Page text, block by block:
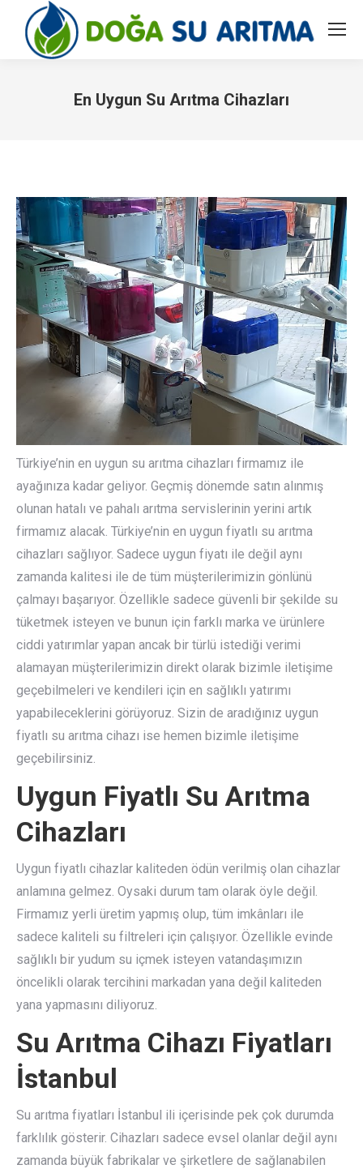
En Uygun Su Arıtma Cihazları
Türkiye’nin en uygun su arıtma cihazları firmamız ile
ayağınıza kadar geliyor. Geçmiş dönemde satın alınmış
olunan hatalı ve pahalı arıtma servislerinin yerini artık
firmamız alacak. Türkiye’nin en uygun fiyatlı su arıtma
cihazları sağlıyor. Sadece uygun fiyatı ile değil aynı
zamanda kalitesi ile de tüm müşterilerimizin gönlünü
çalmayı başarıyor. Özellikle sadece güvenli bir şekilde su
tüketmek isteyen ve bunun için farklı marka ve ürünlere
ciddi yatırımlar yapan ancak bir türlü istediği verimi
alamayan müşterilerimizin direkt olarak bizimle iletişime
geçebilmeleri ve kendileri için en sağlıklı yatırımı
yapabileceklerini görüyoruz. Sizin de aradığınız uygun
fiyatlı su arıtma cihazı ise hemen bizimle iletişime
geçebilirsiniz.
Uygun Fiyatlı Su Arıtma
Cihazları
Uygun fiyatlı cihazlar kaliteden ödün verilmiş olan cihazlar
anlamına gelmez. Oysaki durum tam olarak öyle değil.
Firmamız yerli üretim yapmış olup, tüm imkânları ile
sadece kaliteli su filtreleri için çalışıyor. Özellikle evinde
sağlıklı bir yudum su içmek isteyen vatandaşımızın
öncelikli olarak tercihini markadan yana değil kaliteden
yana yapmasını diliyoruz.
Su Arıtma Cihazı Fiyatları
İstanbul
Su arıtma fiyatları İstanbul ili içerisinde pek çok durumda
farklılık gösterir. Cihazları sadece evsel olanlar değil aynı
zamanda büyük fabrikalar ve şirketlere de sağlanabilen